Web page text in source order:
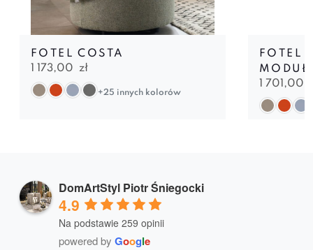
FOTEL COSTA
1 173,00 zł
+25 innych kolorów
FOTEL
1 701,00
DomArtStyl Piotr Śniegocki
4.9
Na podstawie 259 opinii
powered by Google